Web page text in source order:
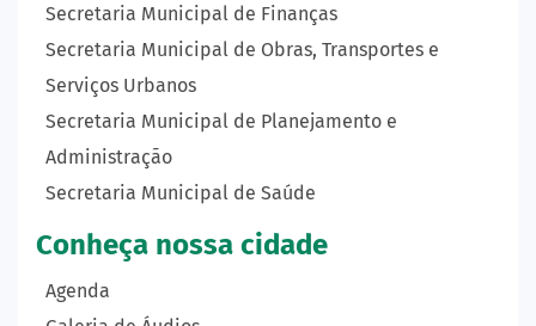
Secretaria Municipal de Finanças
Secretaria Municipal de Obras, Transportes e
Serviços Urbanos
Secretaria Municipal de Planejamento e
Administração
Secretaria Municipal de Saúde
Conheça nossa cidade
Agenda